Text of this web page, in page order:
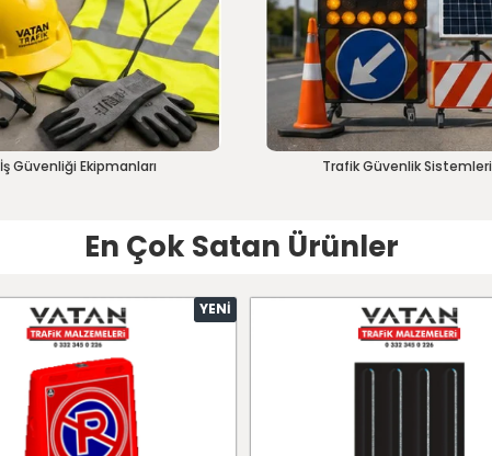
İş Güvenliği Ekipmanları Trafik Güvenlik Sistemleri
En Çok Satan Ürünler
YENI